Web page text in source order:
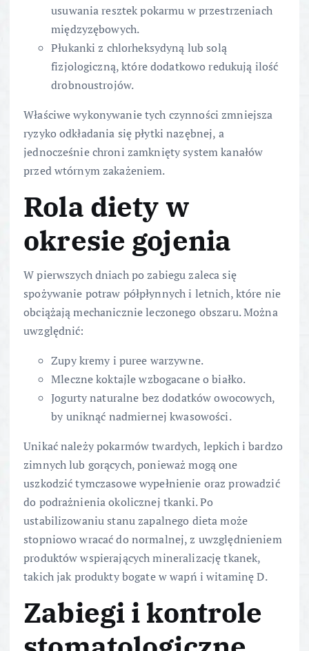
usuwania resztek pokarmu w przestrzeniach
międzyzębowych.
Płukanki z chlorheksydyną lub solą
fizjologiczną, które dodatkowo redukują ilość
drobnoustrojów.
Właściwe wykonywanie tych czynności zmniejsza
ryzyko odkładania się płytki nazębnej, a
jednocześnie chroni zamknięty system kanałów
przed wtórnym zakażeniem.
Rola diety w
okresie gojenia
W pierwszych dniach po zabiegu zaleca się
spożywanie potraw półpłynnych i letnich, które nie
obciążają mechanicznie leczonego obszaru. Można
uwzględnić:
Zupy kremy i puree warzywne.
Mleczne koktajle wzbogacane o białko.
Jogurty naturalne bez dodatków owocowych,
by uniknąć nadmiernej kwasowości.
Unikać należy pokarmów twardych, lepkich i bardzo
zimnych lub gorących, ponieważ mogą one
uszkodzić tymczasowe wypełnienie oraz prowadzić
do podrażnienia okolicznej tkanki. Po
ustabilizowaniu stanu zapalnego dieta może
stopniowo wracać do normalnej, z uwzględnieniem
produktów wspierających mineralizację tkanek,
takich jak produkty bogate w wapń i witaminę D.
Zabiegi i kontrole